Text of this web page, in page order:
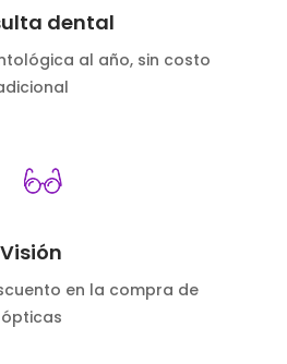
dental
al año, sin costo
Visión
en la compra de
ópticas